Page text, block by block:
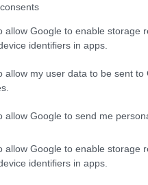
allow Google to enable storage
identifiers in apps.
allow my user data to be sent
allow Google to send me
allow Google to enable storage
identifiers in apps.